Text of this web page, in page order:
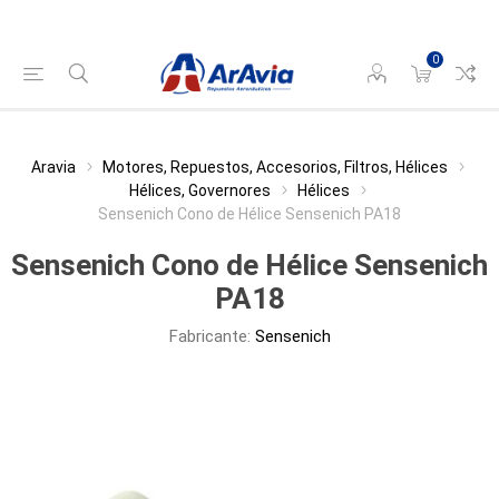
0
Aravia
Motores, Repuestos, Accesorios, Filtros, Hélices
Hélices, Governores
Hélices
Sensenich Cono de Hélice Sensenich PA18
Sensenich Cono de Hélice Sensenich
PA18
Fabricante: Sensenich